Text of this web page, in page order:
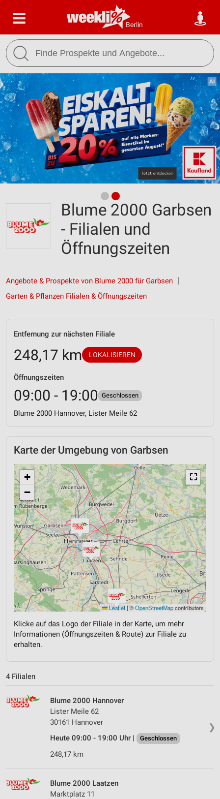
Berlin
Blume 2000 Garbsen
- Filialen und
Öffnungszeiten
Angebote & Prospekte von Blume 2000 für Garbsen
Garten & Pflanzen Filialen & Öffnungszeiten
Entfernung zur nächsten Filiale
248,17 km LOKALISIEREN
Öffnungszeiten
09:00 - 19:00 Geschlossen
Blume 2000 Hannover, Lister Meile 62
Karte der Umgebung von Garbsen
⛶
+
−
Leaflet |©OpenStreetMapcontributors
Klicke auf das Logo der Filiale in der Karte, um mehr
Informationen (Öffnungszeiten & Route) zur Filiale zu
erhalten.
4 Filialen
❯
Blume 2000 Hannover
Lister Meile 62
30161 Hannover
Heute 09:00 - 19:00 Uhr |
Geschlossen
248,17 km
Blume 2000 Laatzen
Marktplatz 11